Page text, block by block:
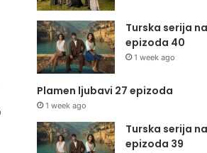
Turska serija
epizoda 40
1 week ago
Plamen ljubavi 27 epizoda
1 week ago
Turska serija
epizoda 39